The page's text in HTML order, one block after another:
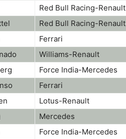
Red Bull Racing-Renault
Red Bull Racing-Renault
Ferrari
Williams-Renault
Force India-Mercedes
Ferrari
Lotus-Renault
Mercedes
Force India-Mercedes